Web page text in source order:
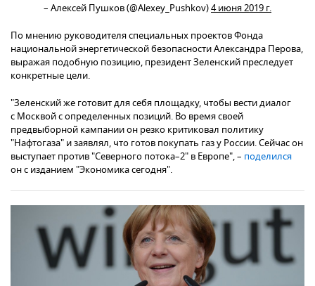
– Алексей Пушков (@Alexey_Pushkov)4 июня 2019 г.
​По мнению руководителя специальных проектов Фонда
национальной энергетической безопасности Александра Перова,
выражая подобную позицию, президент Зеленский преследует
конкретные цели.
"Зеленский же готовит для себя площадку, чтобы вести диалог
с Москвой с определенных позиций. Во время своей
предвыборной кампании он резко критиковал политику
"Нафтогаза" и заявлял, что готов покупать газ у России. Сейчас он
выступает против "Северного потока–2" в Европе", – поделился
он с изданием "Экономика сегодня".